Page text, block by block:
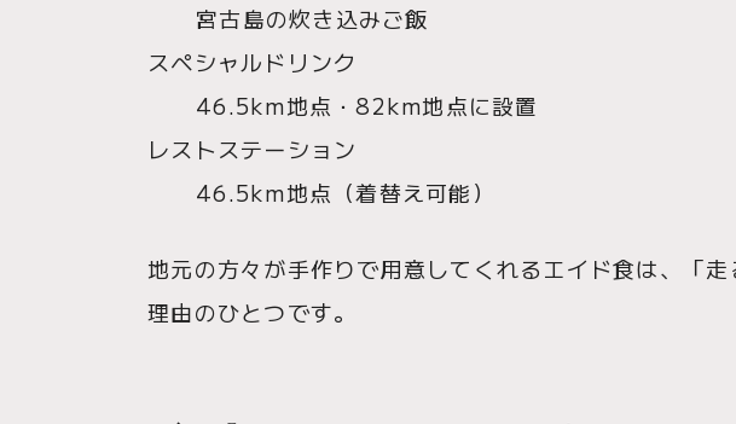
宮古島の炊き込みご飯
スペシャルドリンク
46.5km地点・82km地点に設置
レストステーション
46.5km地点（着替え可能）
地元の方々が手作りで用意してくれるエイド食は、「
理由のひとつです。